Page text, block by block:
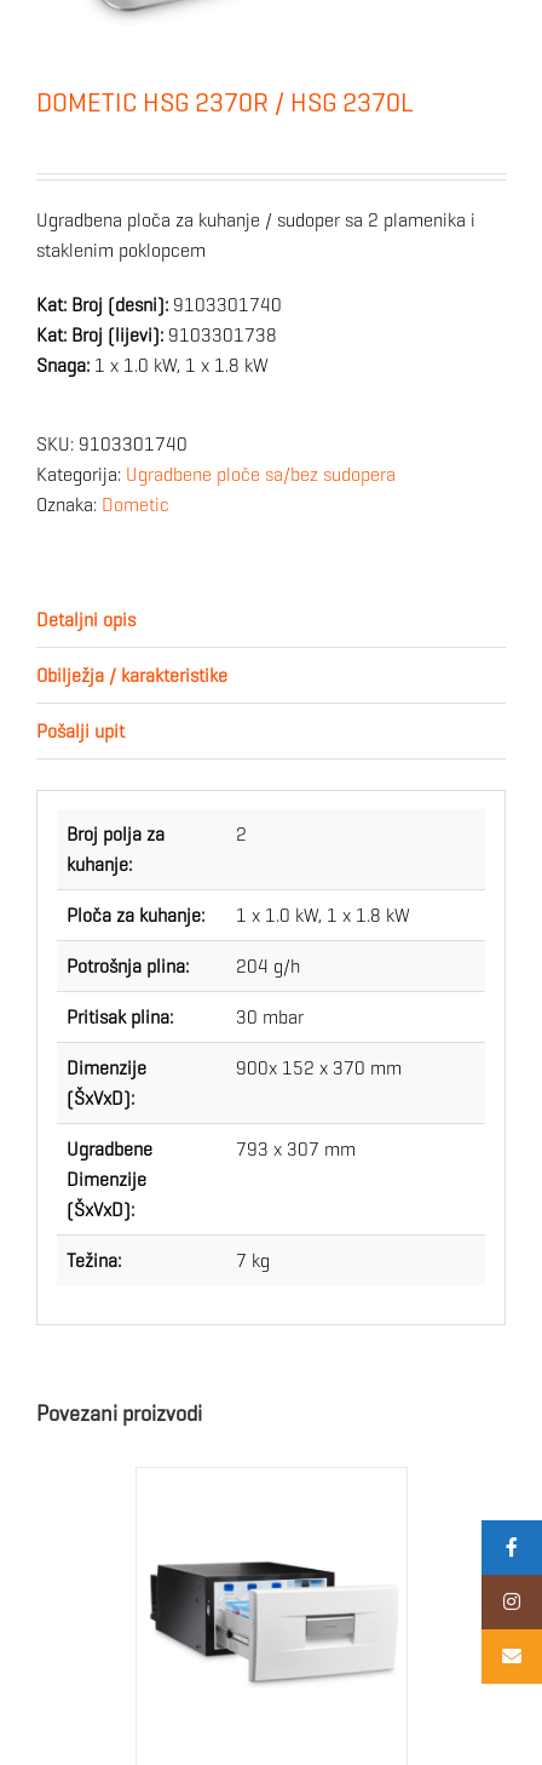
DOMETIC HSG 2370R / HSG 2370L
Ugradbena ploča za kuhanje / sudoper sa 2 plamenika i
staklenim poklopcem
Kat: Broj (desni): 9103301740
Kat: Broj (lijevi): 9103301738
Snaga: 1 x 1.0 kW, 1 x 1.8 kW
SKU: 9103301740
Kategorija: Ugradbene ploče sa/bez sudopera
Oznaka: Dometic
Detaljni opis
Obilježja / karakteristike
Pošalji upit
Broj polja za
kuhanje:
2
Ploča za kuhanje: 1 x 1.0 kW, 1 x 1.8 kW
Potrošnja plina: 204 g/h
Pritisak plina: 30 mbar
Dimenzije
(ŠxVxD):
900x 152 x 370 mm
Ugradbene
Dimenzije
(ŠxVxD):
793 x 307 mm
Težina: 7 kg
Povezani proizvodi